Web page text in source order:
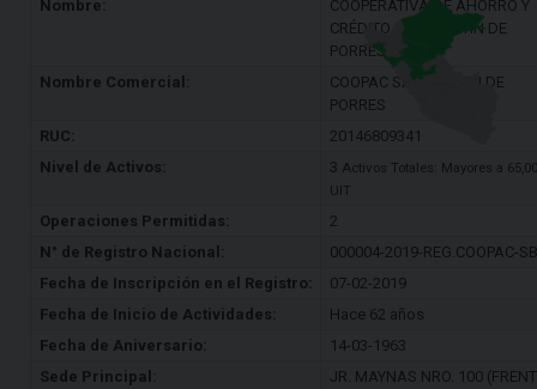
Nombre:
COOPERATIVA DE AHORRO Y
CRÉDITO SAN MARTÍN DE
PORRES LTDA.
Nombre Comercial:
COOPAC SAN MARTIN DE
PORRES
RUC:
20146809341
Nivel de Activos:
3 Activos Totales: Mayores a
UIT
Operaciones Permitidas:
2
N° de Registro Nacional:
000004-2019-REG.COOPAC-
Fecha de Inscripción en el Registro:
07-02-2019
Fecha de Inicio de Actividades:
Hace 62 años
Fecha de Aniversario:
14-03-1963
Sede Principal:
JR. MAYNAS NRO. 100